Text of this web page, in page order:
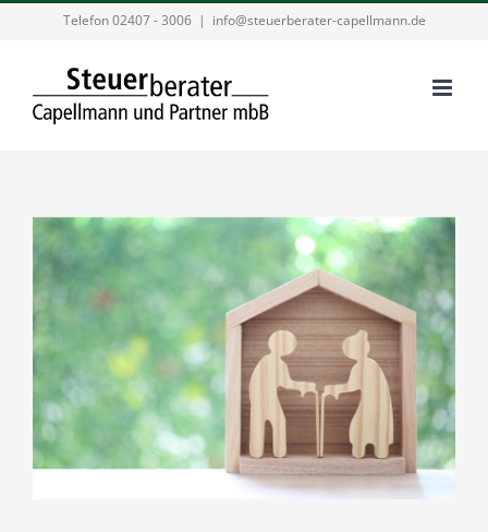
Telefon 02407 - 3006 | info@steuerberater-capellmann.de